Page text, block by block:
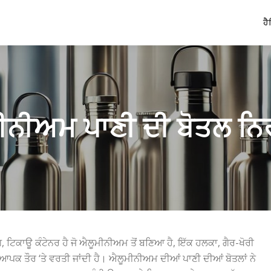
ਪਾਣੀ ਦੀ ਬੋਤਲ
ਕੰਟੇਨਰ ਹੈ ਜੋ ਐਲੂਮੀਨੀਅਮ ਤੋਂ ਬਣਿਆ ਹੈ, ਇੱਕ ਹਲਕਾ, ਗੈਰ-ਖੋਰੀ
ਤੌਰ ‘ਤੇ ਵਰਤੀ ਜਾਂਦੀ ਹੈ। ਐਲੂਮੀਨੀਅਮ ਦੀਆਂ ਪਾਣੀ ਦੀਆਂ ਬੋਤਲਾਂ ਨੇ